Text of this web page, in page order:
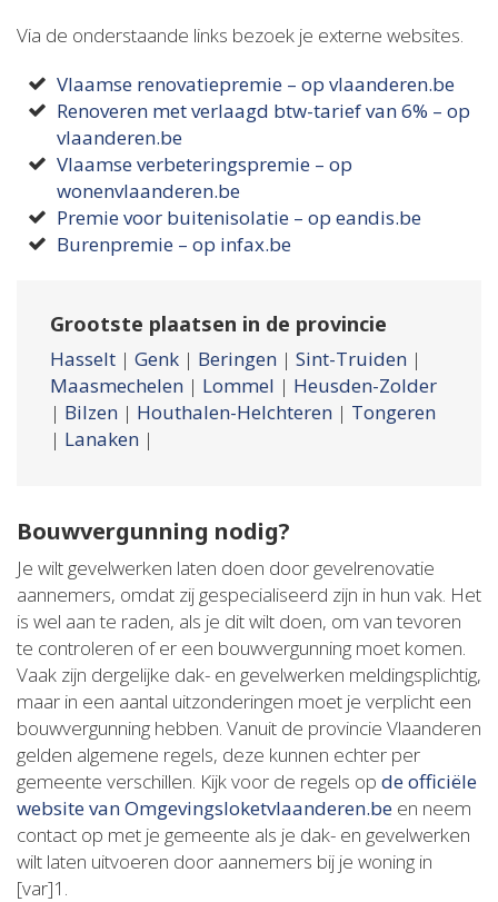
Via de onderstaande links bezoek je externe websites.
Vlaamse renovatiepremie – op vlaanderen.be
Renoveren met verlaagd btw-tarief van 6% – op
vlaanderen.be
Vlaamse verbeteringspremie – op
wonenvlaanderen.be
Premie voor buitenisolatie – op eandis.be
Burenpremie – op infax.be
Grootste plaatsen in de provincie
Hasselt | Genk | Beringen | Sint-Truiden |
Maasmechelen | Lommel | Heusden-Zolder
| Bilzen | Houthalen-Helchteren | Tongeren
| Lanaken |
Bouwvergunning nodig?
Je wilt gevelwerken laten doen door gevelrenovatie
aannemers, omdat zij gespecialiseerd zijn in hun vak. Het
is wel aan te raden, als je dit wilt doen, om van tevoren
te controleren of er een bouwvergunning moet komen.
Vaak zijn dergelijke dak- en gevelwerken meldingsplichtig,
maar in een aantal uitzonderingen moet je verplicht een
bouwvergunning hebben. Vanuit de provincie Vlaanderen
gelden algemene regels, deze kunnen echter per
gemeente verschillen. Kijk voor de regels op de officiële
website van Omgevingsloketvlaanderen.be en neem
contact op met je gemeente als je dak- en gevelwerken
wilt laten uitvoeren door aannemers bij je woning in
[var]1.